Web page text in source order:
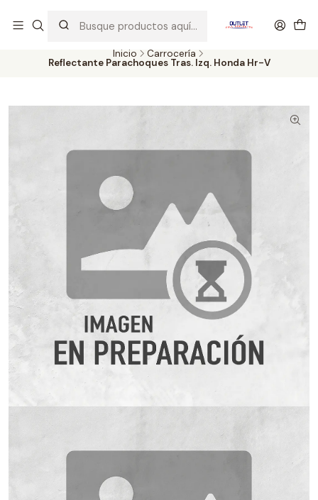
probados con altos estándares de calidad.
Inicio Carrocería
Reflectante Parachoques Tras. Izq. Honda Hr-V